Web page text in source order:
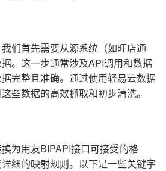
们首先需要从源系统（如旺店通·
。这一步通常涉及API调用和数据
完整且准确。通过使用轻易云数据
些数据的高效抓取和初步清洗。
为用友BIPAPI接口可接受的格
细的映射规则。以下是一些关键字